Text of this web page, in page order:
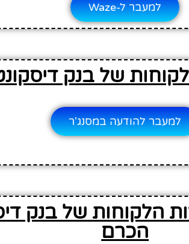
למעבר ל-Waze
של בנק
למעבר להודעה במסנג'ר
הלקוחות של בנק
הכרם